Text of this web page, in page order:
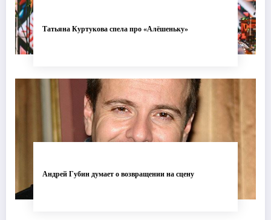
Татьяна Куртукова спела про «Алёшеньку»
Андрей Губин думает о возвращении на сцену